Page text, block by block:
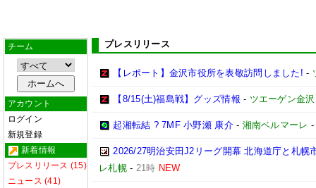
チーム
アカウント
ログイン
新規登録
新着情報
プレスリリース (15)
ニュース (41)
プレスリリース
【レポート】金沢市役所を表敬訪問しました! -
【8/15(土)福島戦】グッズ情報 - ツエーゲン金沢
起湘転結 ? 7MF 小野瀬 康介- 湘南ベルマーレ
2026/27明治安田J2リーグ開幕 北海道庁と札幌
レ札幌- 21時 NEW